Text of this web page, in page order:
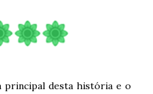
principal desta história e o